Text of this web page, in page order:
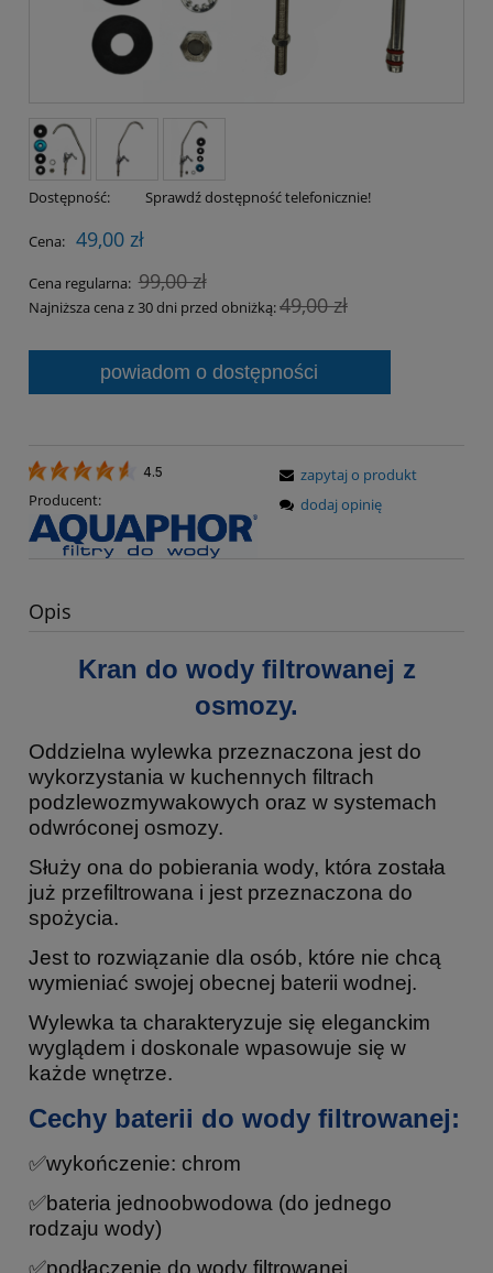
Dostępność: Sprawdź dostępność telefonicznie!
Cena: 49,00 zł
Cena regularna: 99,00 zł
Najniższa cena z 30 dni przed obniżką:49,00 zł
powiadom o dostępności
4.5
Producent:
zapytaj o produkt
dodaj opinię
Opis
Kran do wody filtrowanej z
osmozy.
Oddzielna wylewka przeznaczona jest do
wykorzystania w kuchennych filtrach
podzlewozmywakowych oraz w systemach
odwróconej osmozy.
Służy ona do pobierania wody, która została
już przefiltrowana i jest przeznaczona do
spożycia.
Jest to rozwiązanie dla osób, które nie chcą
wymieniać swojej obecnej baterii wodnej.
Wylewka ta charakteryzuje się eleganckim
wyglądem i doskonale wpasowuje się w
każde wnętrze.
Cechy baterii do wody filtrowanej:
✅wykończenie: chrom
✅bateria jednoobwodowa (do jednego
rodzaju wody)
✅podłączenie do wody filtrowanej